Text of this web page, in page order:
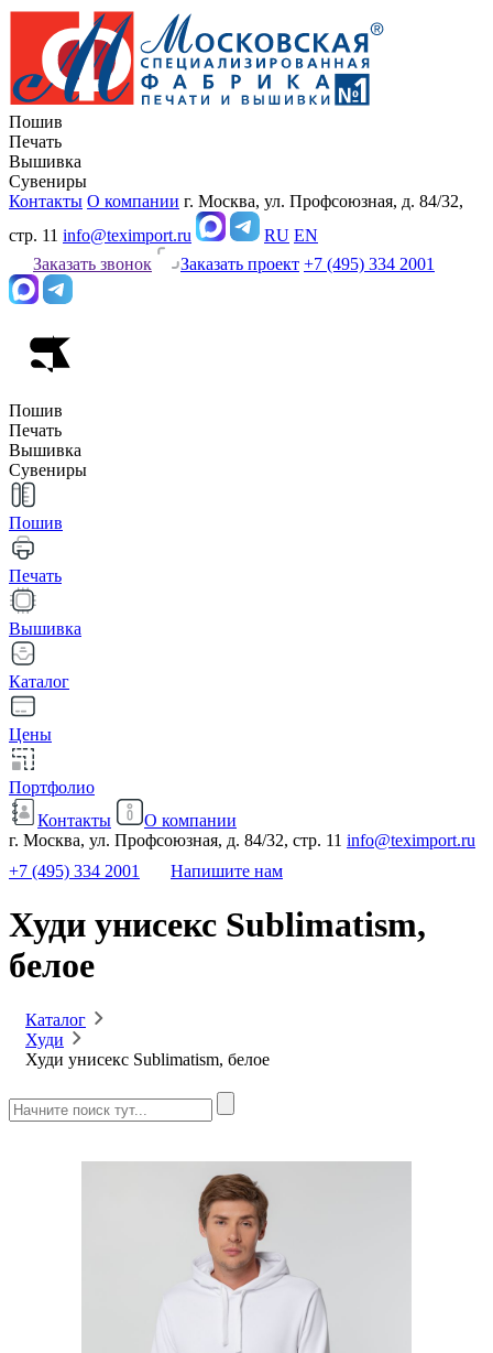
Пошив
Печать
Вышивка
Сувениры
Контакты О компании г. Москва, ул. Профсоюзная, д. 84/32,
стр. 11 info@teximport.ru RU EN
Заказать звонок
Заказать проект +7 (495) 334 2001
Пошив
Печать
Вышивка
Сувениры
Пошив
Печать
Вышивка
Каталог
Цены
Портфолио
Контакты
О компании
г. Москва, ул. Профсоюзная, д. 84/32, стр. 11 info@teximport.ru
+7 (495) 334 2001
Напишите нам
Худи унисекс Sublimatism,
белое
Каталог
Худи
Худи унисекс Sublimatism, белое